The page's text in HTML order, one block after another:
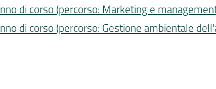
di corso (percorso: Marketing e
di corso (percorso: Gestione ambientale